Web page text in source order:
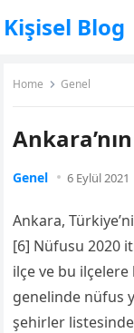
Kişisel Blog
Home Genel
Genel 6 Eylül 2021
Ankara,
[6] Nüfusu 2020
ilçe ve bu ilçelere
genelinde nüfus
şehirler